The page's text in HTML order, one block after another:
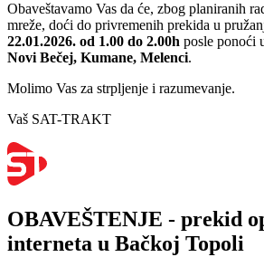
Obaveštavamo Vas da će, zbog planiranih
mreže, doći do privremenih prekida u
22.01.2026. od 1.00 do 2.00h posle ponoći
Novi Bečej, Kumane, Melenci.
Molimo Vas za strpljenje i razumevanje.
Vaš SAT-TRAKT
OBAVEŠTENJE - prekid
interneta u Bačkoj Topoli